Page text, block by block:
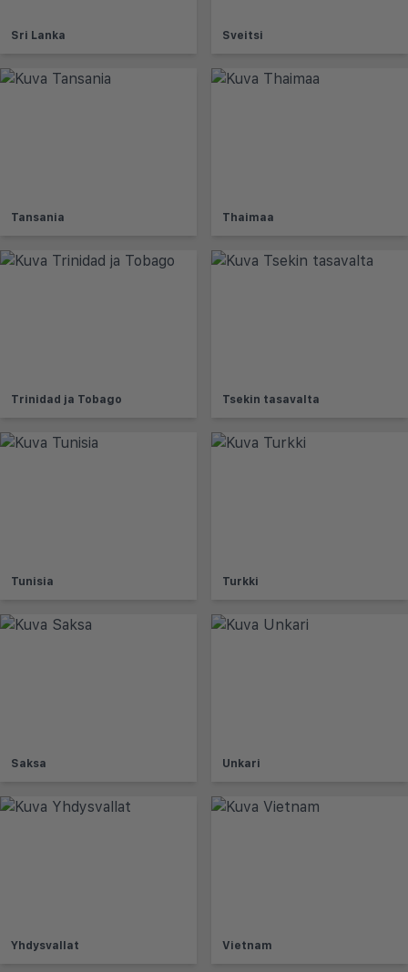
Sri Lanka Sveitsi
Tansania Thaimaa
Trinidad ja Tobago Tsekin tasavalta
Tunisia Turkki
Saksa Unkari
Yhdysvallat Vietnam